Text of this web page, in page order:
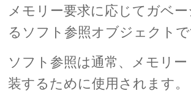
メモリー要求に応じてガベ
るソフト参照オブジェクトで
ソフト参照は通常、メモリ
装するために使用されます。